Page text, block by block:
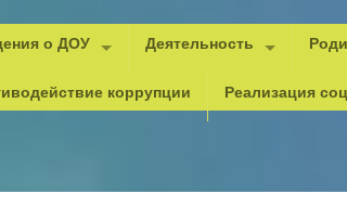
о ДОУ
Документы для рейтинга
Деятельность
Методическая копилка
Безопасность
коррупции Реализация